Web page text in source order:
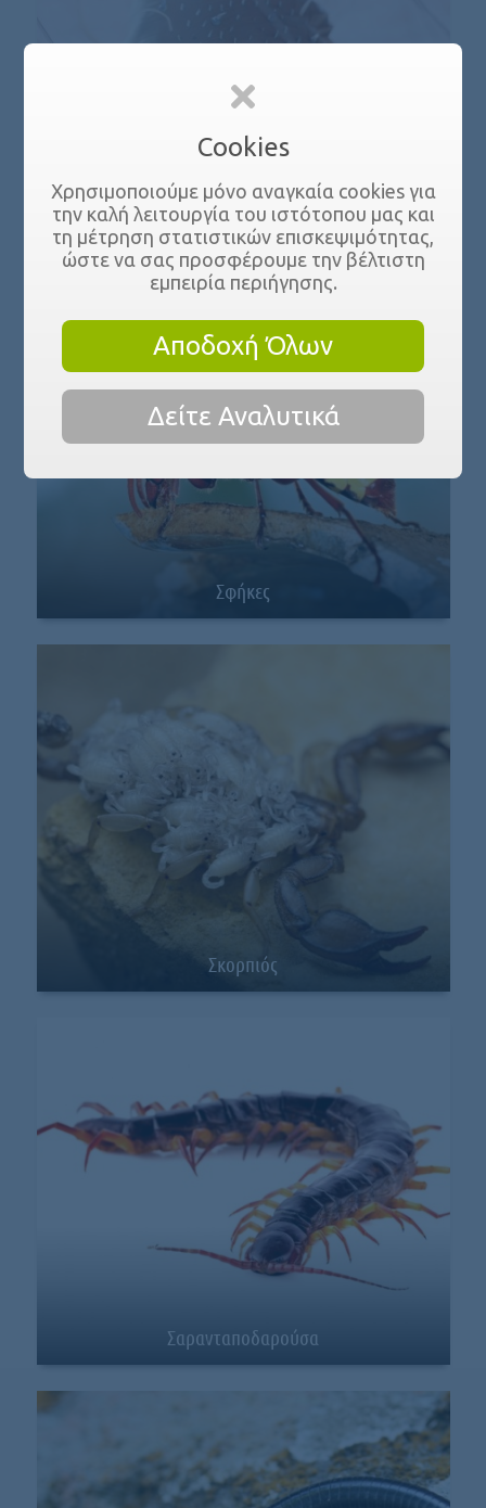
Ψώρες
Σφήκες
Σκορπιός
Σαρανταποδαρούσα
Cookies
Χρησιμοποιούμε μόνο αναγκαία cookies για
την καλή λειτουργία του ιστότοπου μας και
τη μέτρηση στατιστικών επισκεψιμότητας,
ώστε να σας προσφέρουμε την βέλτιστη
εμπειρία περιήγησης.
Αποδοχή Όλων
Δείτε Αναλυτικά